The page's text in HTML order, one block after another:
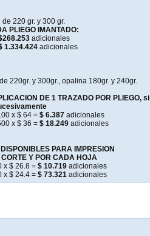
de 220 gr. y 300 gr.
PLIEGO IMANTADO:
adicionales
1.334.424 adicionales
220gr. y 300gr., opalina 180gr. y 240gr.
DE 1 TRAZADO POR PLIEGO, si
x $ 64 = $ 6.387 adicionales
x $ 36 = $ 18.249 adicionales
PARA IMPRESION
Y POR CADA HOJA
x $ 26.8 = $ 10.719 adicionales
x $ 24.4 = $ 73.321 adicionales